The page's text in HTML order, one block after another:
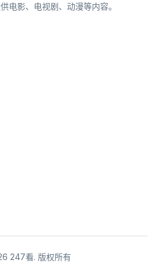
电影、电视剧、动漫等内容。
247看. 版权所有